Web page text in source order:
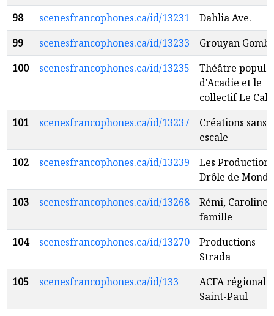
98
scenesfrancophones.ca/id/13231
Dahlia Ave.
99
scenesfrancophones.ca/id/13233
Grouyan
100
scenesfrancophones.ca/id/13235
Théâtre
d'Acadie et le
collectif Le
101
scenesfrancophones.ca/id/13237
Créations sans
escale
102
scenesfrancophones.ca/id/13239
Les Productions
Drôle de Monde
103
scenesfrancophones.ca/id/13268
Rémi, Caroline
famille
104
scenesfrancophones.ca/id/13270
Productions
Strada
105
scenesfrancophones.ca/id/133
ACFA régionale
Saint-Paul